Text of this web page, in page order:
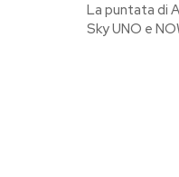
La puntata di
Sky UNO e